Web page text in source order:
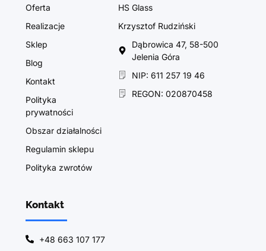
Oferta
Realizacje
Sklep
Blog
Kontakt
Polityka
prywatności
Obszar działalności
Regulamin sklepu
Polityka zwrotów
HS Glass
Krzysztof Rudziński
Dąbrowica 47, 58-500
Jelenia Góra
NIP: 611 257 19 46
REGON: 020870458
Kontakt
+48 663 107 177